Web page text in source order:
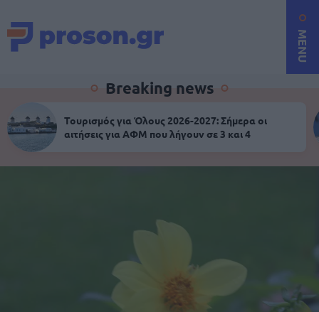
MENU
Breaking news
Τουρισμός για Όλους 2026-2027: Σήμερα οι
αιτήσεις για ΑΦΜ που λήγουν σε 3 και 4